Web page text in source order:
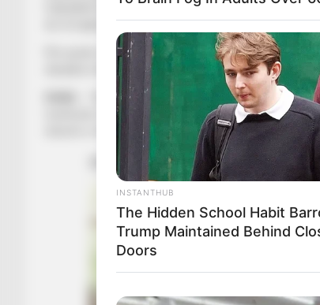
futbollistë të rriten gradualisht, t’i hedhin hapat një
do të luajnë, por edhe veten.
Për punën e jashtëzakonshme që bëhet me këta
skuadra më e madhe e KLUBIT dhe Akademisë tonë.
– “Kam pasur besim se zoti Duka do e
meritonte. Ka bërë shumë për futbollin. Zgjedhja e
shumë e rëndësishme për Shqipërinë. E kam
INSTANTHUB
The Hidden School Habit
Trump Maintained Behind
Doors